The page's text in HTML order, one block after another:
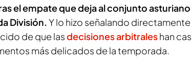
el empate que deja al conjunto
División.Y lo hizo señalando
de que lasdecisiones arbitraleshan
más delicados de la temporada.